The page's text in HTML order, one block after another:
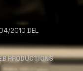
2010 DEL
PRODUCTIONS